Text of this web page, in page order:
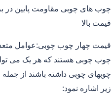
چوب های چوبی مقاومت پایین در
قیمت بالا
قیمت چهار چوب چوبی:عوامل
چوب چوبی هستند که هر یک می
چوبهای چوبی داشته باشند از
زیر اشاره نمود: